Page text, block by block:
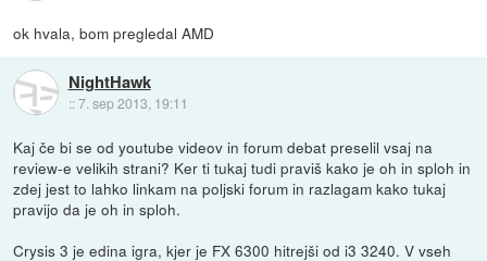
ok hvala, bom pregledal AMD
NightHawk
::7. sep 2013, 19:11
Kaj če bi se od youtube videov in forum debat preselil vsaj na
review-e velikih strani? Ker ti tukaj tudi praviš kako je oh in sploh in
zdej jest to lahko linkam na poljski forum in razlagam kako tukaj
pravijo da je oh in sploh.
Crysis 3 je edina igra, kjer je FX 6300 hitrejši od i3 3240. V vseh